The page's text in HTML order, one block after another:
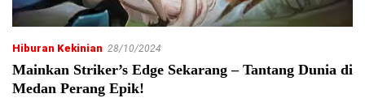
Hiburan Kekinian 28/10/2024
Mainkan Striker’s Edge Sekarang – Tantang Dunia di
Medan Perang Epik!